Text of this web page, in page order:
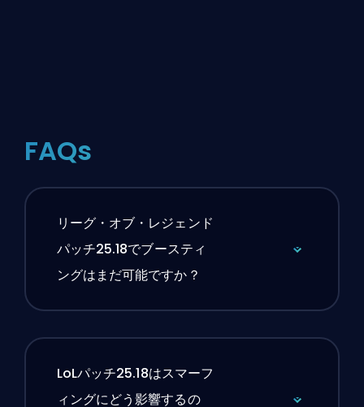
FAQs
リーグ・オブ・レジェンド
パッチ25.18でブースティ
ングはまだ可能ですか？
LoLパッチ25.18はスマーフ
ィングにどう影響するの